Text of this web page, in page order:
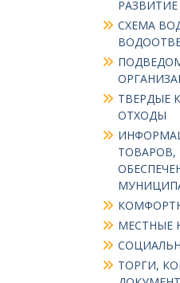
РАЗВИТИЕ
СХЕМА
ТВЕРДЫЕ
ОТХОДЫ
ТОВАРОВ,
МЕСТНЫЕ
ТОРГИ,